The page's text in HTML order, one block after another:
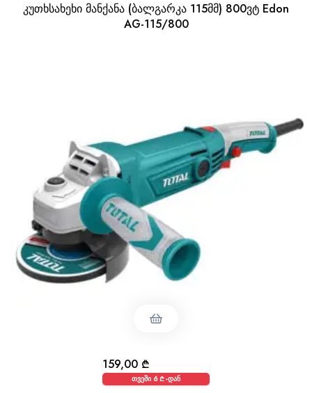
კუთხსახეხი მანქანა (ბალგარკა 115მმ) 800ვტ Edon
AG-115/800
159,00 ₾
თვეში 6 ₾-დან